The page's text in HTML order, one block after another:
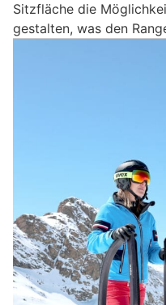
Sitzfläche die
gestalten, was den